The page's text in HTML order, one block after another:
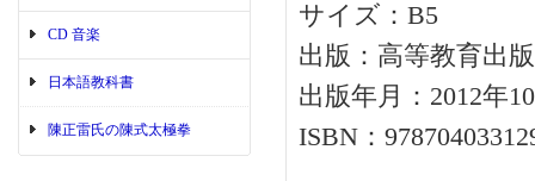
CD 音楽
日本語教科書
陳正雷氏の陳式太極拳
サイズ：B5
出版：高等教育出
出版年月：2012年
ISBN：